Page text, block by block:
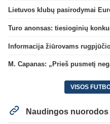
Turo anonsas: tiesioginių
Informacija žiūrovams
VISOS
Naudingos nuorodos